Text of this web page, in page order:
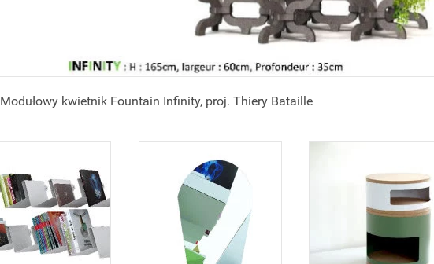
Modułowy kwietnik Fountain Infinity, proj. Thiery Bataille